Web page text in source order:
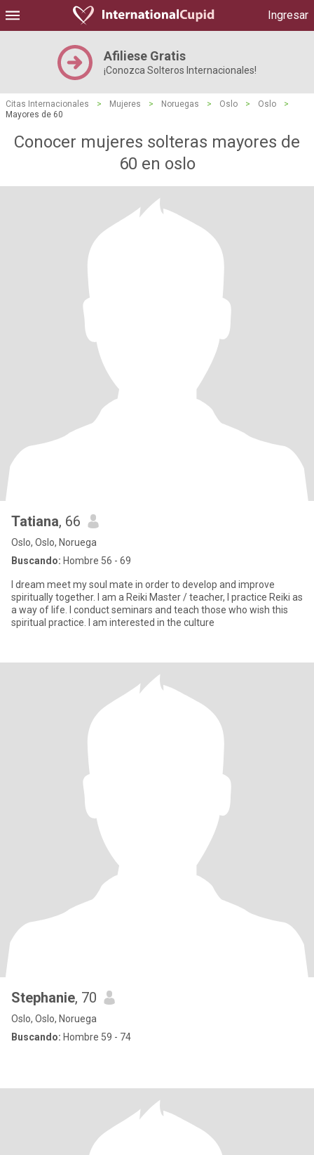
Ingresar
Afiliese Gratis
¡Conozca Solteros Internacionales!
Citas Internacionales > Mujeres > Noruegas > Oslo > Oslo
>
Mayores de 60
Conocer mujeres solteras mayores de
60 en oslo
Tatiana, 66
Oslo, Oslo, Noruega
Buscando: Hombre 56 - 69
I dream meet my soul mate in order to develop and improve
spiritually together. I am a Reiki Master / teacher, I practice Reiki as
a way of life. I conduct seminars and teach those who wish this
spiritual practice. I am interested in the culture
Stephanie, 70
Oslo, Oslo, Noruega
Buscando: Hombre 59 - 74